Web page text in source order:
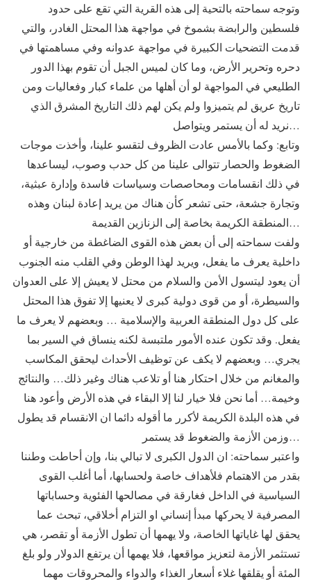
وتوجه سماحته بالتحية إلى هذه القرية التي تقع على حدود
فلسطين والرابضة بشموخ في مواجهة هذا المحتل الغادر، والتي
قدمت التضحيات الكبيرة في مواجهة عدوانه وفي مساهمتها في
دحره وتحرير الأرض، وما كان لميس الجبل أن تقوم بهذا الدور
الطليعي في المواجهة لو أن أهلها من علماء كبار وفعاليات ومن
تاريخ عريق لم يتميزوا ولم يكن لهم ذلك التاريخ المشرق الذي
نريد له أن يستمر ويتواصل…
وتابع: وكما بالأمس عادت الظروف لتقسو علينا، وأخذت موجات
الضغوط والحصار تتوالى علينا من كل حدب وصوب، ليساعدها
في ذلك انقسامات ومحاصصات وسياسات فاسدة وإدارة عبثية،
وتجارة جشعة، حتى تشعر كأن هناك من يريد إعادة لبنان وهذه
المنطقة الكريمة بخاصة إلى الزنازين القديمة…
ولفت سماحته إلى أن بعض هذه القوى الضاغطة من خارجية أو
داخلية يعرف ما يفعل، ويريد لهذا الوطن وفي القلب منه الجنوب
أن يعود ليتسول الأمن والسلام من محتل لا يعيش إلا على العدوان
والسيطرة، أو من قوى دولية كبرى لا يعنيها إلا تفوق هذا المحتل
على كل دول المنطقة العربية والإسلامية … وبعضهم لا يعرف ما
يفعل. وقد تكون عنده الأمور ملتبسة لكنه ينساق في السير بما
يجري… وبعضهم لا يكف عن توظيف الأحداث ليحقق المكاسب
والمغانم من خلال احتكار هنا أو تلاعب هناك وغير ذلك… والنتائج
وخيمة… أما نحن فلا خيار لنا إلا البقاء في هذه الأرض وأعود هنا
في هذه البلدة الكريمة لأكرر ما أقوله دائما ان الانقسام قد يطول
وزمن الأزمة والضغوط قد يستمر…
واعتبر سماحته: ان الدول الكبرى لا تبالي بنا، وإن أحاطت وطننا
بقدر من الاهتمام فلأهداف خاصة ولحسابها، أما أغلب القوى
السياسية في الداخل فغارقة في مصالحها الفئوية وحساباتها
المصرفية لا يحركها مبدأ إنساني او التزام أخلاقي، تبحث عما
يحقق لها غاياتها الخاصة، ولا يهمها أن تطول الأزمة أو تقصر، هي
تستثمر الأزمة لتعزيز مواقعها، فلا يهمها أن يرتفع الدولار ولو بلغ
المئة أو يقلقها غلاء أسعار الغذاء والدواء والمحروقات مهما